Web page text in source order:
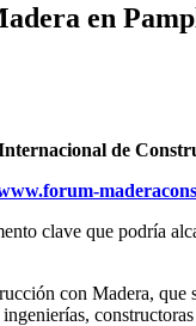
en
de
clave que podría
con Madera,